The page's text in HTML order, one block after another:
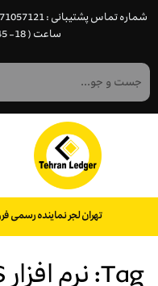
ساعت ( 18- 9:45 )پنجشنبه (15 - 9:45 )
تهران لجر نماینده رسمی
Tag: نرم افزار LEDGER NANO S